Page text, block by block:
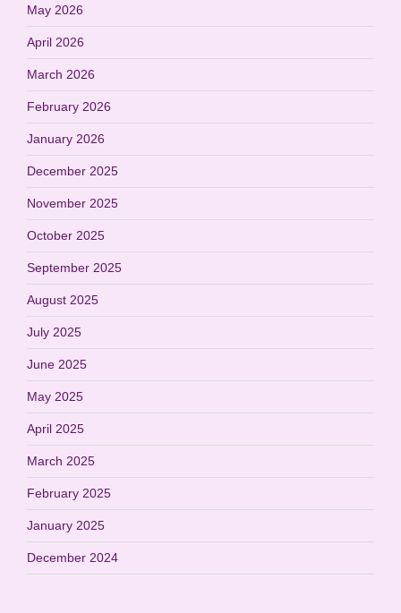
May 2026
April 2026
March 2026
February 2026
January 2026
December 2025
November 2025
October 2025
September 2025
August 2025
July 2025
June 2025
May 2025
April 2025
March 2025
February 2025
January 2025
December 2024